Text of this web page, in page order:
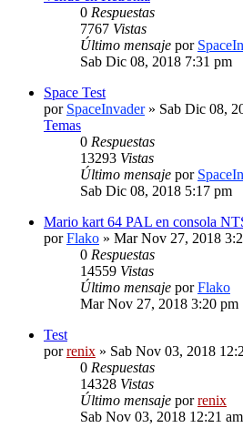
0 Respuestas
7767 Vistas
Último mensaje por
Sab Dic 08, 2018 7:31 pm
Space Test
por SpaceInvader» Sab Dic 08,
Temas
0 Respuestas
13293 Vistas
Último mensaje por
Sab Dic 08, 2018 5:17 pm
Mario kart 64 PAL en consola
porFlako » Mar Nov 27, 2018
0 Respuestas
14559 Vistas
Último mensaje porFlako
Mar Nov 27, 2018 3:20 pm
Test
porrenix » Sab Nov 03, 2018
0 Respuestas
14328 Vistas
Último mensaje porrenix
Sab Nov 03, 2018 12:21 am